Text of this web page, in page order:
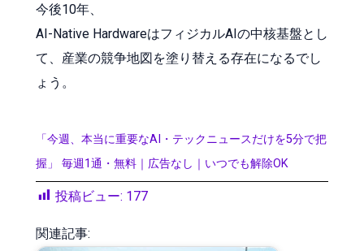
今後10年、
AI-Native HardwareはフィジカルAIの中核基盤とし
て、産業の競争地図を塗り替える存在になるでし
ょう。
「今週、本当に重要なAI・テックニュースだけを5分で把
握」 毎週1通・無料｜広告なし｜いつでも解除OK
投稿ビュー: 177
関連記事: